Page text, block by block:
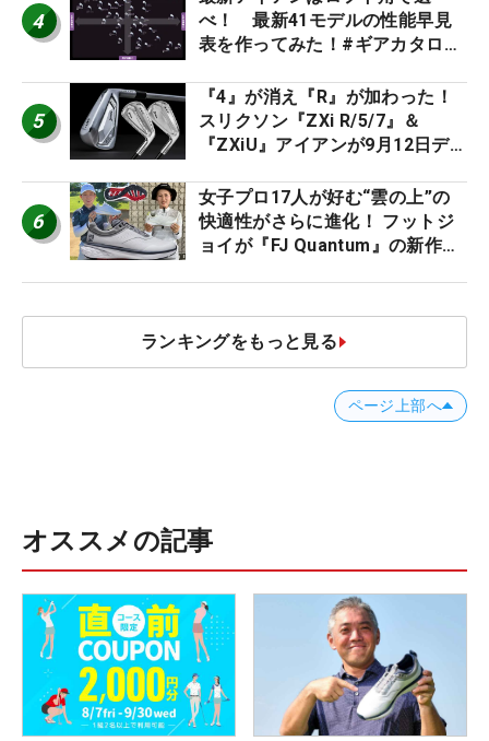
4
べ！ 最新41モデルの性能早見
表を作ってみた！#ギアカタログ
5
『4』が消え『R』が加わった！
スリクソン『ZXi R/5/7』＆
『ZXiU』アイアンが9月12日デ
6
女子プロ17人が好む“雲の上”の
快適性がさらに進化！ フットジ
ョイが『FJ Quantum』の新作を
ランキングをもっと見る
ページ上部へ
オススメの記事